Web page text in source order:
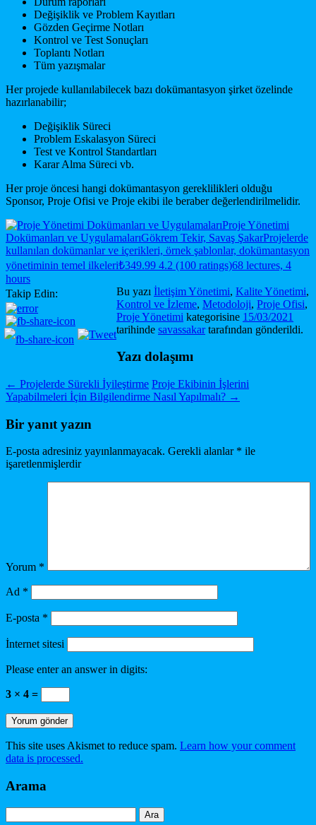
Değişiklik ve Problem Kayıtları
Gözden Geçirme Notları
Kontrol ve Test Sonuçları
Toplantı Notları
Tüm yazışmalar
Her projede kullanılabilecek bazı dokümantasyon şirket özelinde
hazırlanabilir;
Değişiklik Süreci
Problem Eskalasyon Süreci
Test ve Kontrol Standartları
Karar Alma Süreci vb.
Her proje öncesi hangi dokümantasyon gereklilikleri olduğu
Sponsor, Proje Ofisi ve Proje ekibi ile beraber değerlendirilmelidir.
Proje Yönetimi
Dokümanları ve UygulamalarıGökrem Tekir, Savaş ŞakarProjelerde
kullanılan dokümanlar ve içerikleri, örnek şablonlar, dokümantasyon
yönetiminin temel ilkeleri₺349.99 4.2 (100 ratings)68 lectures, 4
hours
Takip Edin:
Bu yazı İletişim Yönetimi, Kalite Yönetimi,
Kontrol ve İzleme, Metodoloji, Proje Ofisi,
Proje Yönetimi kategorisine 15/03/2021
tarihinde savassakartarafından gönderildi.
Yazı dolaşımı
← Projelerde Sürekli İyileştirme Proje Ekibinin İşlerini
Yapabilmeleri İçin Bilgilendirme Nasıl Yapılmalı? →
Bir yanıt yazın
E-posta adresiniz yayınlanmayacak. Gerekli alanlar * ile
işaretlenmişlerdir
Yorum *
Ad *
E-posta *
İnternet sitesi
Please enter an answer in digits:
3 × 4 =
This site uses Akismet to reduce spam. Learn how your comment
data is processed.
Arama